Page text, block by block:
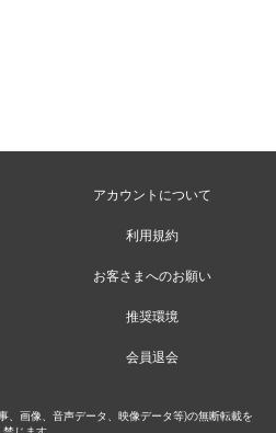
アカウントについて
利用規約
お客さまへのお願い
推奨環境
会員退会
、画像、音声データ、映像データ等)の無断転載を